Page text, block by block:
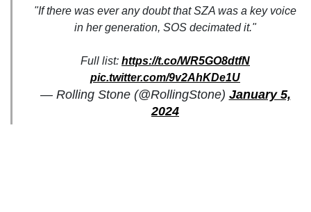
"If there was ever any doubt that SZA was a key voice
in her generation, SOS decimated it."
Full list: https://t.co/WR5GO8dtfN
pic.twitter.com/9v2AhKDe1U
— Rolling Stone (@RollingStone) January 5,
2024